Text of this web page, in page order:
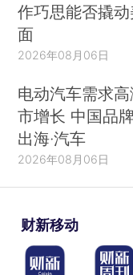
作巧思能否撬
面
2026年08月06日
电动汽车需求
市增长 中国品
出海·汽车
2026年08月06日
财新移动